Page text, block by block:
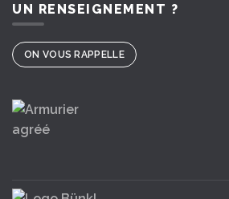
UN RENSEIGNEMENT ?
ON VOUS RAPPELLE